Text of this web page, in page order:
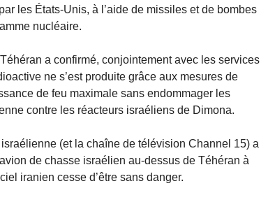
les États-Unis, à l’aide de missiles et de bombes
nucléaire.
a confirmé, conjointement avec les services
ne s’est produite grâce aux mesures de
de feu maximale sans endommager les
contre les réacteurs israéliens de Dimona.
israélienne (et la chaîne de télévision Channel 15) a
de chasse israélien au-dessus de Téhéran à
iranien cesse d’être sans danger.